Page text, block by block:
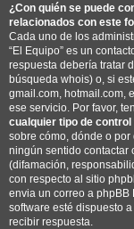
¿Con quién se puede
relacionados con este
Cada uno de los
“El Equipo” es un
respuesta debería tratar
búsqueda whois) o, si
gmail.com, hotmail.com,
ese servicio. Por favor,
cualquier tipo de control
sobre cómo, dónde o
ningún sentido contactar
(difamación,
con respecto al sitio
envia un correo a phpBB
software esté dispuesto
recibir respuesta.